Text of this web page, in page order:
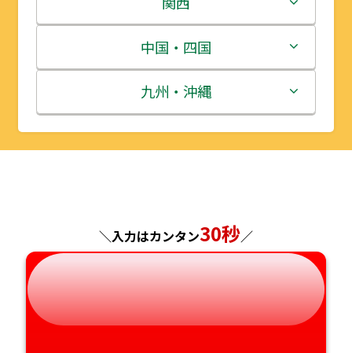
宮城県
秋田県
山形県
群馬県
埼玉県
千葉県
富山県
石川県
福井県
静岡県
三重県
滋賀県
京都府
和歌山県
中国・四国
鳥取県
島根県
徳島県
九州・沖縄
福岡県
熊本県
大分県
＼入力はカンタン30秒／